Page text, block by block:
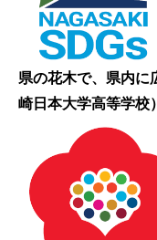
県の花木で、県内に
崎日本大学高等学校）